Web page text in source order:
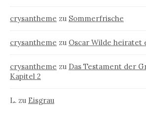
crysantheme zu Sommerfrische
crysantheme zu Oscar Wilde heiratet
crysantheme zu Das Testament der
Kapitel 2
L. zu Eisgrau